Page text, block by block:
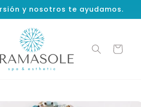
y nosotros te ayudamos.
Carrito